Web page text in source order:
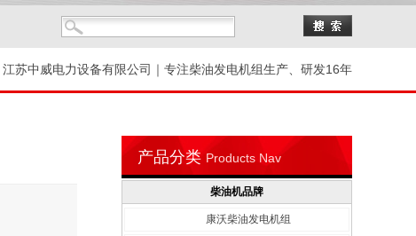
江苏中威电力设备有限公司｜专注柴油发电机组生产、研发16年
产品分类 Products Nav
柴油机品牌
康沃柴油发电机组